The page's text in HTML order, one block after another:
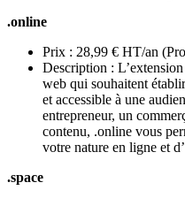
.online
Prix : 28,99 € HT/an
Description : L’extension
web qui souhaitent
et accessible à une
entrepreneur, un
contenu, .online vous
votre nature en ligne et
.space